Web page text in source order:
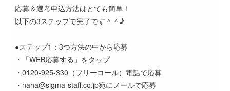
応募＆選考申込方法はとても簡単！
以下の3ステップで完了です＾＾♪
●ステップ1：3つ方法の中から応募
・「WEB応募する」をタップ
・0120-925-330（フリーコール）電話で応募
・naha@sigma-staff.co.jp宛にメールで応募